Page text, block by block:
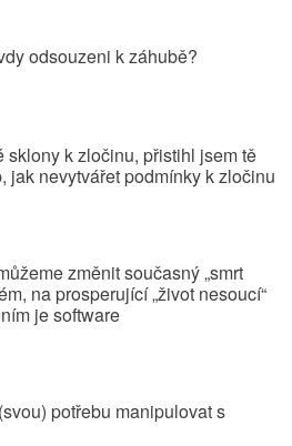
odsouzeni k záhubě?
sklony k zločinu, přistihl jsem tě
jak nevytvářet podmínky k zločinu
změnit současný „smrt
na prosperující „život nesoucí“
je software
potřebu manipulovat s